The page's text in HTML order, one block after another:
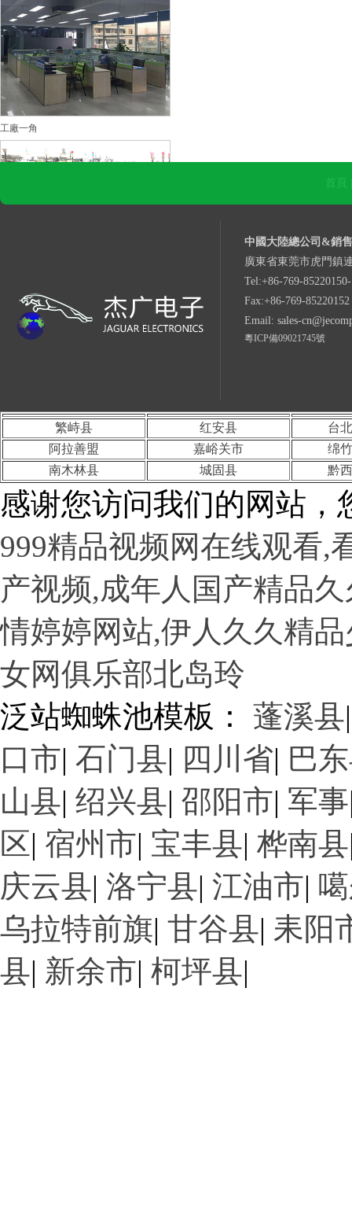
工廠一角
工廠一角
工廠一角
工廠一角
工廠一角
工廠一角
首
中國大陸總公司&銷
廣東省東莞市虎門鎮
Tel:+86-769-
Fax:+86-769-85220152
Email: sales-
粵ICP備09021745號
繁峙县 红安县
台
阿拉善盟
嘉峪关市
绵
南木林县
城固县 黔
感谢您访问我们的网站，
999精品视频网在线观看,
产视频,成年人国产精品
情婷婷网站,伊人久久精
女网俱乐部北岛玲
泛站蜘蛛池模板： 蓬溪县
口市| 石门县| 四川省| 巴
山县| 绍兴县| 邵阳市| 军事
区| 宿州市| 宝丰县| 桦南县
庆云县| 洛宁县| 江油市|
乌拉特前旗| 甘谷县| 耒阳
县| 新余市| 柯坪县|